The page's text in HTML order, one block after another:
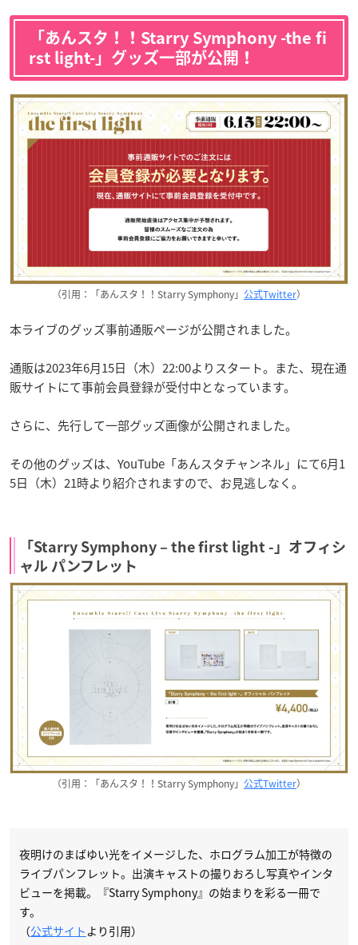
「あんスタ！！Starry Symphony -the fi
rst light-」グッズ一部が公開！
（引用：「あんスタ！！Starry Symphony」 公式Twitter）
本ライブのグッズ事前通販ページが公開されました。
通販は2023年6月15日（木）22:00よりスタート。また、現在通
販サイトにて事前会員登録が受付中となっています。
さらに、先行して一部グッズ画像が公開されました。
その他のグッズは、YouTube「あんスタチャンネル」にて6月1
5日（木）21時より紹介されますので、お見逃しなく。
「Starry Symphony – the first light -」オフィシ
ャル パンフレット
（引用：「あんスタ！！Starry Symphony」 公式Twitter）
夜明けのまばゆい光をイメージした、ホログラム加工が特徴の
ライブパンフレット。出演キャストの撮りおろし写真やインタ
ビューを掲載。『Starry Symphony』の始まりを彩る一冊で
す。
（公式サイト より引用）